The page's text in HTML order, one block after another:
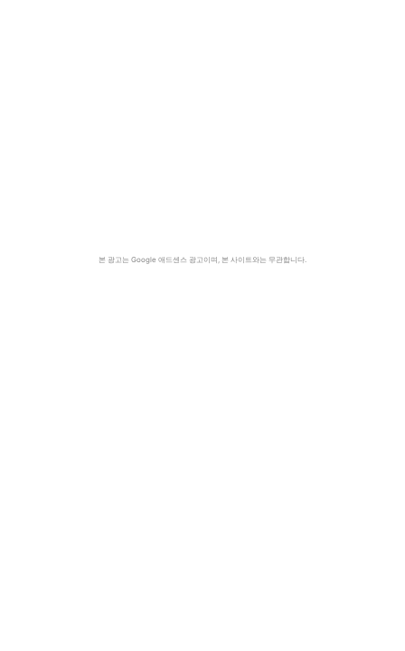
본 광고는 Google 애드센스 광고이며, 본 사이트와는 무관합니다.